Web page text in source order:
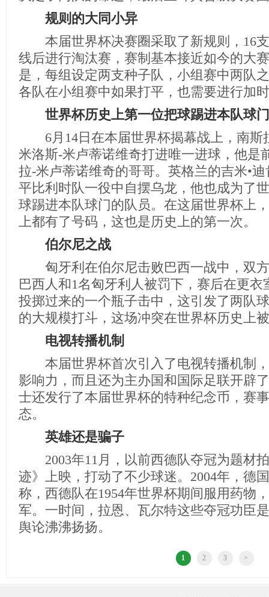
规则的大同小异
本届世界杯决赛圈采取了新规则，16支
线后进行淘汰赛，赛制基本接近如今的大
是，每组设定两支种子队，小组赛中两队
各队在小组赛中如果打平，也需要进行加
世界杯历史上第一位把球踢进本队球
6月14日在本届世界杯揭幕战上，南斯
米洛斯-米卢蒂诺维奇打进唯一进球，他是
拉-米卢蒂诺维奇的哥哥。英格兰的吉米•
平比利时队一役中自摆乌龙，他也成为了
球踢进本队球门的队员。在这届世界杯上
上都有了号码，这也是历史上的第一次。
伯尔尼之战
匈牙利在伯尔尼击败巴西一战中，双方
巴西人和1名匈牙利人被罚下，赛后在更
投掷过来的一个瓶子击中，这引发了两队
的大规模打斗，这场冲突在世界杯历史上
电视转播机制
本届世界杯首次引入了电视转播机制，
影响力，而且还为主办国和国际足联开辟
士还发行了本届世界杯的特种纪念币，赛
态。
英雄还是骗子
2003年11月，以前西德队夺冠为题材
迹》上映，打动了不少球迷。2004年，德
称，西德队在1954年世界杯期间服用药物
军。一时间，拉恩、瓦尔特这些夺冠功臣
舆论沸沸扬扬。
1 2 3 >